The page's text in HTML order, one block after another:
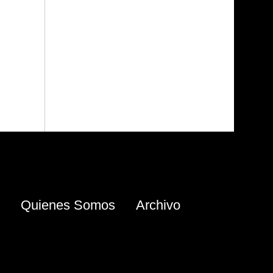
Quienes Somos Archivo